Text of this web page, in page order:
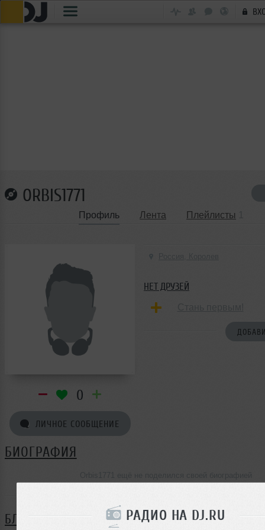
РАДИО НА DJ.RU
ORBIS1771
Профиль Лента Плейлисты
0
ЛИЧНОЕ СООБЩЕНИЕ
НЕТ ДРУЗЕЙ
БИОГРАФИЯ
БЛОГ